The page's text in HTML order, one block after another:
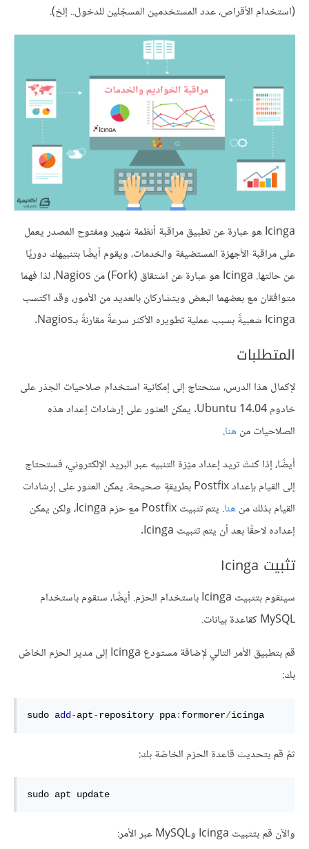
(استخدام الأقراص، عدد المستخدمين المسجّلين للدخول.. إلخ).
Icinga هو عبارة عن تطبيق مراقبة أنظمة شهير ومفتوح المصدر يعمل
على مراقبة الأجهزة المستضيفة والخدمات، ويقوم أيضًا بتنبيهك دوريًا
عن حالتها. Icinga هو عبارة عن اشتقاق (Fork) من Nagios، لذا فهما
متوافقان مع بعضهما البعض ويتشاركان بالعديد من الأمور، وقد اكتسب
Icinga شعبيةً بسبب عملية تطويره الأكثر سرعةً مقارنةً بـNagios.
المتطلبات
لإكمال هذا الدرس، ستحتاج إلى إمكانية استخدام صلاحيات الجذر على
خادوم Ubuntu 14.04. يمكن العثور على إرشادات إعداد هذه
الصلاحيات منهنا.
أيضًا، إذا كنتَ تريد إعداد ميّزة التنبيه عبر البريد الإلكتروني، فستحتاج
إلى القيام بإعداد Postfix بطريقةٍ صحيحة. يمكن العثور على إرشادات
القيام بذلك منهنا
. يتم تثبيت Postfix مع حزم Icinga، ولكن يمكن
إعداده لاحقًا بعد أن يتم تثبيت Icinga.
تثبيت Icinga
سينقوم بتثبيت Icinga باستخدام الحزم. أيضًا، سنقوم باستخدام
MySQL كقاعدة بيانات.
قم بتطبيق الأمر التالي لإضافة مستودع Icinga إلى مدير الحزم الخاصّ
بك:
sudo add-apt-repository ppa: formorer/icinga
ثمّ قم بتحديث قاعدة الحزم الخاصّة بك:
sudo apt update
والآن قم بتثبيت Icinga وMySQL عبر الأمر: